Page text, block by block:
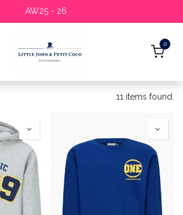
AW25 - 26
0
11 items found.